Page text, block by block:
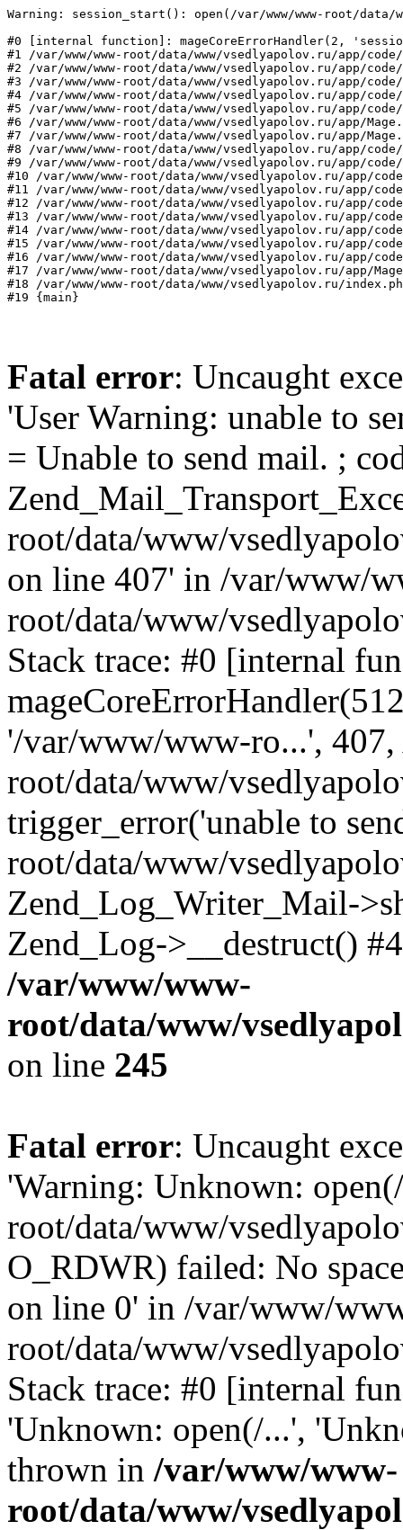
Warning: session_start(): open(/var/www/www-root/data/
#0 [internal function]: mageCoreErrorHandler(2,
#1 /var/www/www-root/data/www/vsedlyapolov.ru/app/
#2 /var/www/www-root/data/www/vsedlyapolov.ru/app/
#3 /var/www/www-root/data/www/vsedlyapolov.ru/app/
#4 /var/www/www-root/data/www/vsedlyapolov.ru/app/
#5 /var/www/www-root/data/www/vsedlyapolov.ru/app/
#6 /var/www/www-root/data/www/vsedlyapolov.ru/app/
#7 /var/www/www-root/data/www/vsedlyapolov.ru/app/
#8 /var/www/www-root/data/www/vsedlyapolov.ru/app/
#9 /var/www/www-root/data/www/vsedlyapolov.ru/app/
#10 /var/www/www-root/data/www/vsedlyapolov.ru/app/
#11 /var/www/www-root/data/www/vsedlyapolov.ru/app/
#12 /var/www/www-root/data/www/vsedlyapolov.ru/app/
#13 /var/www/www-root/data/www/vsedlyapolov.ru/app/
#14 /var/www/www-root/data/www/vsedlyapolov.ru/app/
#15 /var/www/www-root/data/www/vsedlyapolov.ru/app/
#16 /var/www/www-root/data/www/vsedlyapolov.ru/app/
#17 /var/www/www-root/data/www/vsedlyapolov.ru/app/
#18 /var/www/www-root/data/www/vsedlyapolov.ru/
#19 {main}
Fatal error: Uncaught
'User Warning: unable to
= Unable to send mail. ;
root/data/www/
on line 407' in /var/www/
root/data/www/
Stack trace: #0 [internal
'/var/www/www-ro...',
root/data/www/
trigger_error('unable to
root/data/www/
Zend_Log_Writer_Mail-
Zend_Log->__destruct()
/var/www/www-
root/data/www/
on line 245
Fatal error: Uncaught
'Warning: Unknown:
root/data/www/
O_RDWR) failed: No
on line 0' in /var/www/
root/data/www/
Stack trace: #0 [internal
'Unknown: open(/...',
thrown in /var/www/www-
root/data/www/